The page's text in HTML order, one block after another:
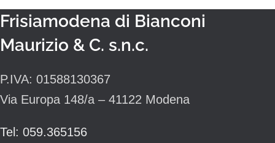
Frisiamodena di Bianconi
Maurizio & C. s.n.c.
P.IVA: 01588130367
Via Europa 148/a – 41122 Modena
Tel: 059.365156